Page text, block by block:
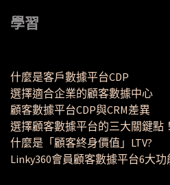
學習
什麼是客戶數據平台CDP
選擇適合企業的顧客數據中心
顧客數據平台CDP與CRM差異
選擇顧客數據平台的三大關鍵點！
什麼是「顧客終身價值」LTV?
Linky360會員顧客數據平台6大功